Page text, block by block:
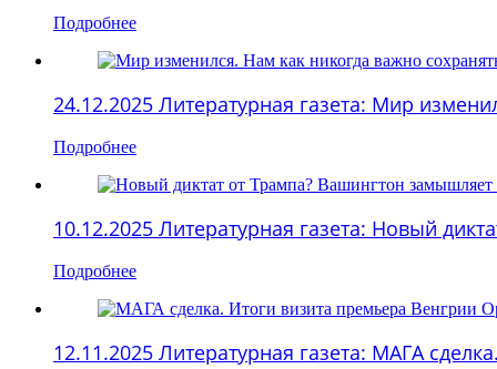
Подробнее
24.12.2025 Литературная газета: Мир
Подробнее
10.12.2025 Литературная газета: Новый
Подробнее
12.11.2025 Литературная газета: МАГА